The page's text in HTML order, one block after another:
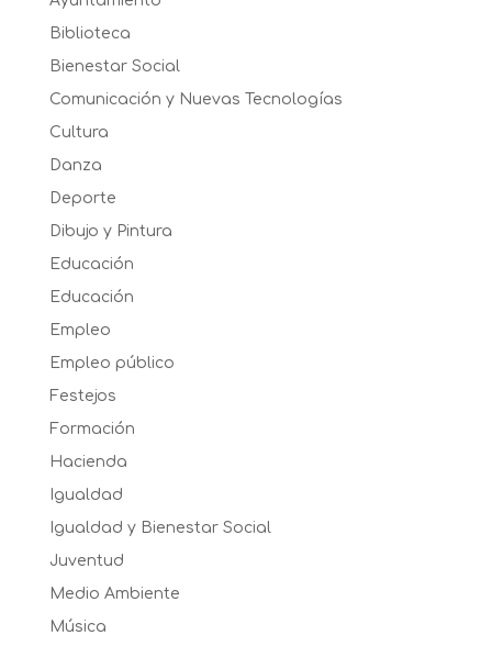
Biblioteca
Bienestar Social
Comunicación y Nuevas Tecnologías
Cultura
Danza
Deporte
Dibujo y Pintura
Educación
Educación
Empleo
Empleo público
Festejos
Formación
Hacienda
Igualdad
Igualdad y Bienestar Social
Juventud
Medio Ambiente
Música